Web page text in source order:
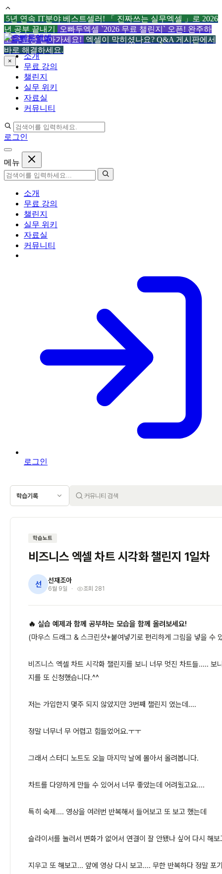
5년 연속 IT분야 베스트셀러! 「 진짜쓰는 실무엑셀 」로 2026
년 공부 끝내기
오빠두엑셀 `2026 무료 챌린지` 오픈! 완주하
고 수료증 받아가세요! 엑셀이 막히셨나요? Q&A 게시판에서
바로 해결하세요.
×
컨
텐
츠
로
소개
무료 강의
챌린지
실무 위키
자료실
커뮤니티
로그인
메뉴
소개
무료 강의
챌린지
실무 위키
자료실
커뮤니티
로그인
학습기록
학습노트
비즈니스 엑셀 차트 시각화 챌린지 1일차
선 선재조아
6월 9일 조회 281
🔥 실습 예제과 함께 공부하는 모습을 함께 올려보세요!
(마우스 드래그 & 스크린샷+붙여넣기로 편리하게 그림을 넣을 수
비즈니스 엑셀 차트 시각화 챌린지를 보니 너무 멋진 차트들..... 보
지를 또 신청했습니다.^^
저는 가입한지 몇주 되지 않았지만 3번째 챌린지 였는데....
정말 너무너 무 어렵고 힘들었어요.ㅜㅜ
그래서 스터디 노트도 오늘 마지막 날에 몰아서 올려봅니다.
차트를 다양하게 만들 수 있어서 너무 좋았는데 어려웠고요....
특히 숙제.... 영상을 여러번 반복해서 들어보고 또 보고 했는데
슬라이서를 눌러서 변화가 없어서 연결이 잘 안됐나 싶어 다시 해보
지우고 또 해보고... 앞에 영상 다시 보고.... 무한 반복하다 정말 포